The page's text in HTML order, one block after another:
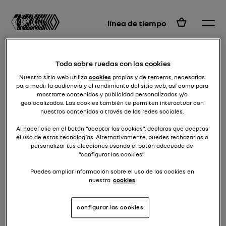
línea de tiempo ES
Elige el centro que quieres
visitar para seguir el itinerario
Todo sobre ruedas con las cookies
Nuestro sitio web utiliza cookies propias y de terceros, necesarias
para medir la audiencia y el rendimiento del sitio web, así como para
mostrarte contenidos y publicidad personalizados y/o
geolocalizados. Las cookies también te permiten interactuar con
nuestros contenidos a través de las redes sociales.
Al hacer clic en el botón “aceptar las cookies”, declaras que aceptas
el uso de estas tecnologías. Alternativamente, puedes rechazarlas o
personalizar tus elecciones usando el botón adecuado de
“configurar las cookies”.
Puedes ampliar información sobre el uso de las cookies en
nuestra cookies
configurar las cookies